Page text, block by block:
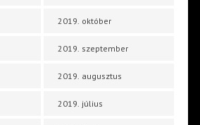
2019. október
2019. szeptember
2019. augusztus
2019. július